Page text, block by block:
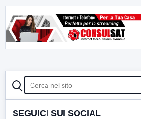
CERCA
SEGUICI SUI SOCIAL